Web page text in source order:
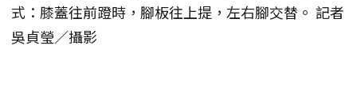
式：膝蓋往前蹬時，腳板往上提，左右腳交替。 記者
吳貞瑩／攝影